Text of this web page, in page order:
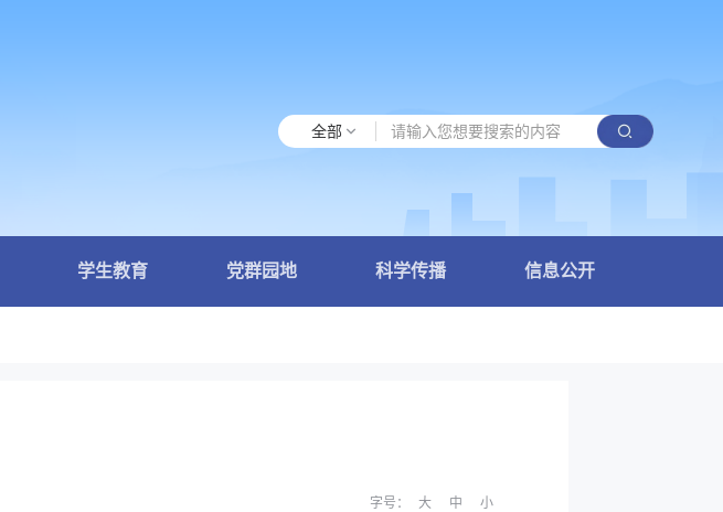
全部
学生教育 党群园地 科学传播 信息公开
字号： 大 中 小